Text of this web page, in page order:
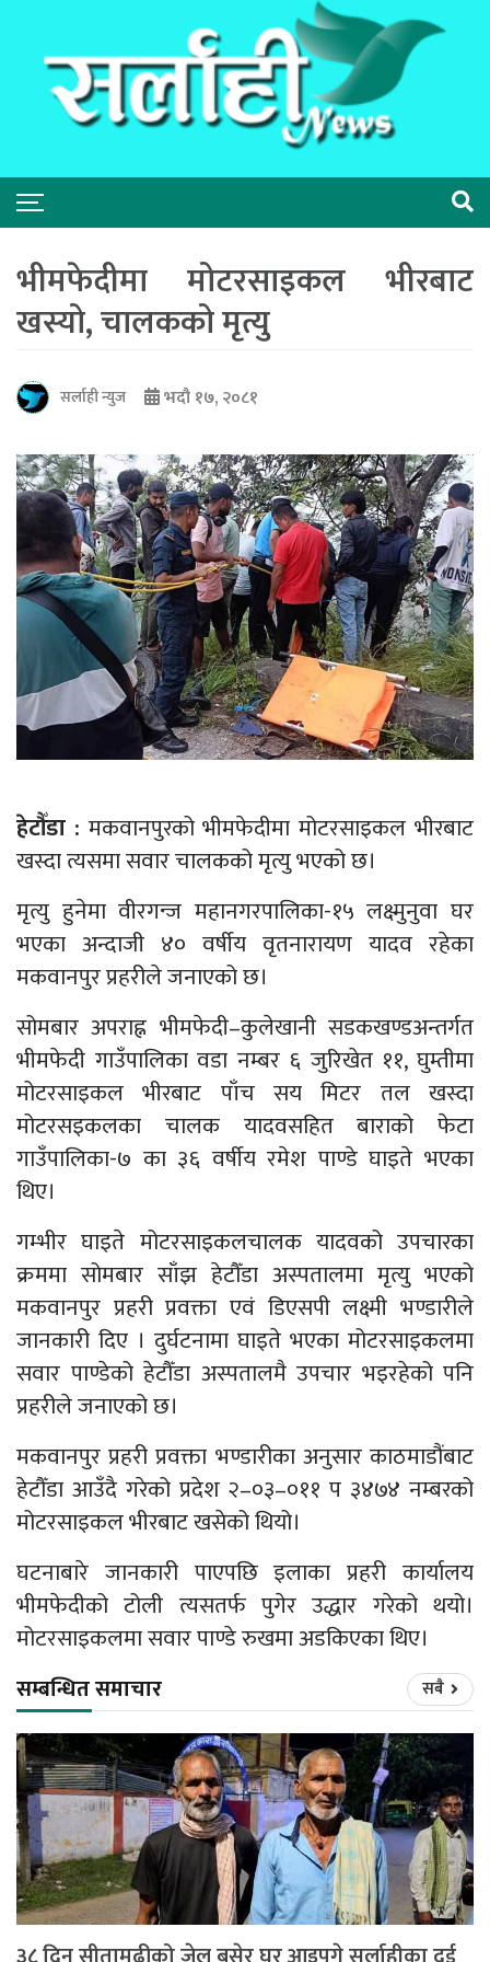
भीमफेदीमा मोटरसाइकल भीरबाट
खस्यो, चालकको मृत्यु
सर्लाही न्युज भदौ १७, २०८१
हेटौँडा : मकवानपुरको भीमफेदीमा मोटरसाइकल भीरबाट
खस्दा त्यसमा सवार चालकको मृत्यु भएको छ।
मृत्यु हुनेमा वीरगन्ज महानगरपालिका-१५ लक्ष्मुनुवा घर
भएका अन्दाजी ४० वर्षीय वृतनारायण यादव रहेका
मकवानपुर प्रहरीले जनाएको छ।
सोमबार अपराह्न भीमफेदी–कुलेखानी सडकखण्डअन्तर्गत
भीमफेदी गाउँपालिका वडा नम्बर ६ जुरिखेत ११, घुम्तीमा
मोटरसाइकल भीरबाट पाँच सय मिटर तल खस्दा
मोटरसइकलका चालक यादवसहित बाराको फेटा
गाउँपालिका-७ का ३६ वर्षीय रमेश पाण्डे घाइते भएका
थिए।
गम्भीर घाइते मोटरसाइकलचालक यादवको उपचारका
क्रममा सोमबार साँझ हेटौँडा अस्पतालमा मृत्यु भएको
मकवानपुर प्रहरी प्रवक्ता एवं डिएसपी लक्ष्मी भण्डारीले
जानकारी दिए । दुर्घटनामा घाइते भएका मोटरसाइकलमा
सवार पाण्डेको हेटौँडा अस्पतालमै उपचार भइरहेको पनि
प्रहरीले जनाएको छ।
मकवानपुर प्रहरी प्रवक्ता भण्डारीका अनुसार काठमाडौंबाट
हेटौँडा आउँदै गरेको प्रदेश २–०३–०११ प ३४७४ नम्बरको
मोटरसाइकल भीरबाट खसेको थियो।
घटनाबारे जानकारी पाएपछि इलाका प्रहरी कार्यालय
भीमफेदीको टोली त्यसतर्फ पुगेर उद्धार गरेको थयो।
मोटरसाइकलमा सवार पाण्डे रुखमा अडकिएका थिए।
सम्बन्धित समाचार सबै